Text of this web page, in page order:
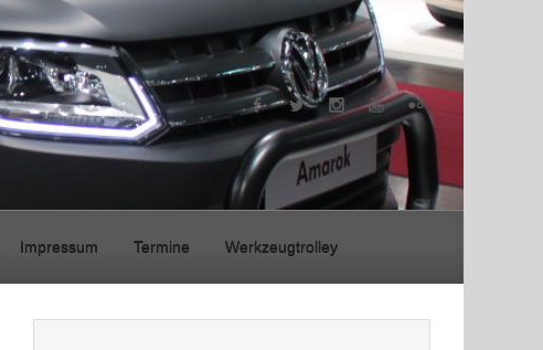
Impressum Termine Werkzeugtrolley